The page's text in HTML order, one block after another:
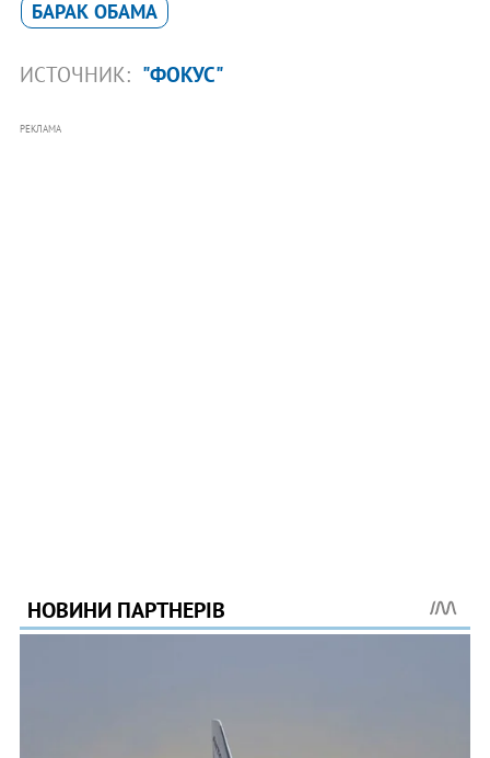
БАРАК ОБАМА
ИСТОЧНИК: "ФОКУС"
РЕКЛАМА